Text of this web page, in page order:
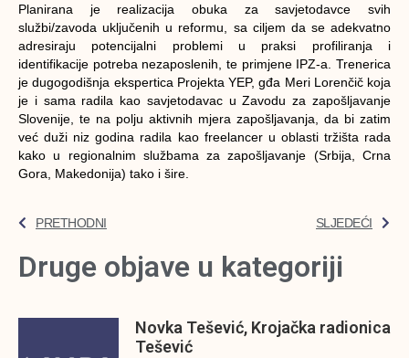
Planirana je realizacija obuka za savjetodavce svih
službi/zavoda uključenih u reformu, sa ciljem da se adekvatno
adresiraju potencijalni problemi u praksi profiliranja i
identifikacije potreba nezaposlenih, te primjene IPZ-a. Trenerica
je dugogodišnja ekspertica Projekta YEP, gđa Meri Lorenčič koja
je i sama radila kao savjetodavac u Zavodu za zapošljavanje
Slovenije, te na polju aktivnih mjera zapošljavanja, da bi zatim
već duži niz godina radila kao freelancer u oblasti tržišta rada
kako u regionalnim službama za zapošljavanje (Srbija, Crna
Gora, Makedonija) tako i šire.
PRETHODNI SLJEDEĆI
Druge objave u kategoriji
Novka Tešević, Krojačka radionica
Tešević